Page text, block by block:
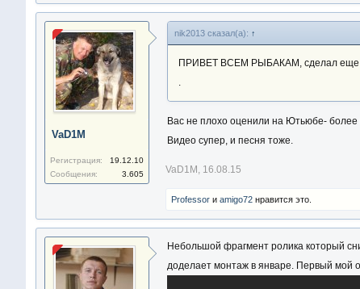
VaD1M
Регистрация:
19.12.10
Сообщения:
3.605
nik2013 сказал(а): ↑
ПРИВЕТ ВСЕМ РЫБАКАМ, сделал еще
.
Вас не плохо оценили на Ютьюбе-
Видео супер, и песня тоже.
VaD1M , 16.08.15
Professorи amigo72нравится это.
Небольшой фрагмент ролика который
доделает монтаж в январе. Первый мой